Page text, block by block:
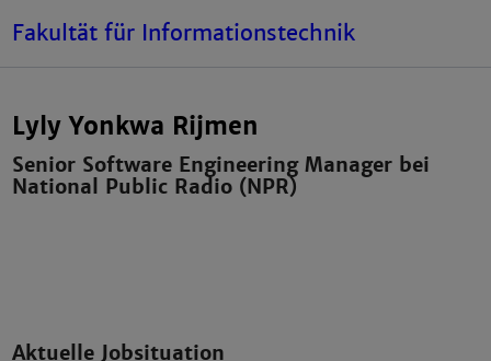
Fakultät für Informationstechnik
Lyly Yonkwa Rijmen
Senior Software Engineering Manager bei
National Public Radio (NPR)
Aktuelle Jobsituation